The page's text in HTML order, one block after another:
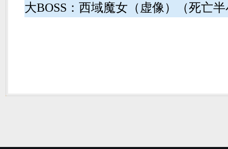
大BOSS：西域魔女（虚像）（死亡